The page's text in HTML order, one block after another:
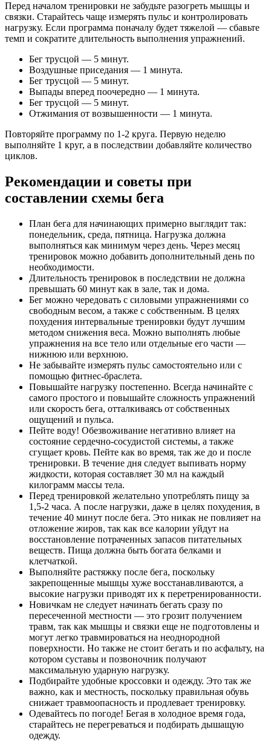
Перед началом тренировки не забудьте разогреть мышцы и
связки. Старайтесь чаще измерять пульс и контролировать
нагрузку. Если программа поначалу будет тяжелой — сбавьте
темп и сократите длительность выполнения упражнений.
Бег трусцой — 5 минут.
Воздушные приседания — 1 минута.
Бег трусцой — 5 минут.
Выпады вперед поочередно — 1 минута.
Бег трусцой — 5 минут.
Отжимания от возвышенности — 1 минута.
Повторяйте программу по 1-2 круга. Первую неделю
выполняйте 1 круг, а в последствии добавляйте количество
циклов.
Рекомендации и советы при
составлении схемы бега
План бега для начинающих примерно выглядит так:
понедельник, среда, пятница. Нагрузка должна
выполняться как минимум через день. Через месяц
тренировок можно добавить дополнительный день по
необходимости.
Длительность тренировок в последствии не должна
превышать 60 минут как в зале, так и дома.
Бег можно чередовать с силовыми упражнениями со
свободным весом, а также с собственным. В целях
похудения интервальные тренировки будут лучшим
методом снижения веса. Можно выполнять любые
упражнения на все тело или отдельные его части —
нижнюю или верхнюю.
Не забывайте измерять пульс самостоятельно или с
помощью фитнес-браслета.
Повышайте нагрузку постепенно. Всегда начинайте с
самого простого и повышайте сложность упражнений
или скорость бега, отталкиваясь от собственных
ощущений и пульса.
Пейте воду! Обезвоживание негативно влияет на
состояние сердечно-сосудистой системы, а также
сгущает кровь. Пейте как во время, так же до и после
тренировки. В течение дня следует выпивать норму
жидкости, которая составляет 30 мл на каждый
килограмм массы тела.
Перед тренировкой желательно употреблять пищу за
1,5-2 часа. А после нагрузки, даже в целях похудения, в
течение 40 минут после бега. Это никак не повлияет на
отложение жиров, так как все калории уйдут на
восстановление потраченных запасов питательных
веществ. Пища должна быть богата белками и
клетчаткой.
Выполняйте растяжку после бега, поскольку
закрепощенные мышцы хуже восстанавливаются, а
высокие нагрузки приводят их к перетренированности.
Новичкам не следует начинать бегать сразу по
пересеченной местности — это грозит получением
травм, так как мышцы и связки еще не подготовлены и
могут легко травмироваться на неоднородной
поверхности. Но также не стоит бегать и по асфальту, на
котором суставы и позвоночник получают
максимальную ударную нагрузку.
Подбирайте удобные кроссовки и одежду. Это так же
важно, как и местность, поскольку правильная обувь
снижает травмоопасность и продлевает тренировку.
Одевайтесь по погоде! Бегая в холодное время года,
старайтесь не перегреваться и подбирать дышащую
одежду.